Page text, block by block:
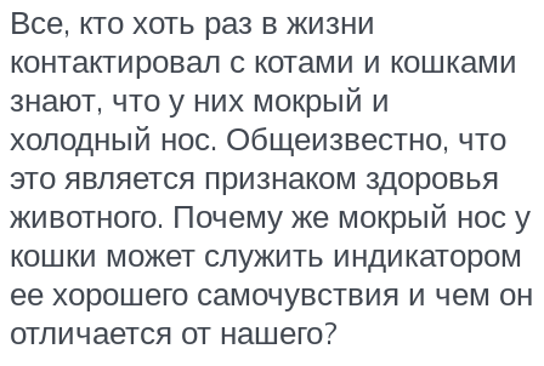
Все, кто хоть раз в жизни
контактировал с котами и кошками
знают, что у них мокрый и
холодный нос. Общеизвестно, что
это является признаком здоровья
животного. Почему же мокрый нос у
кошки может служить индикатором
ее хорошего самочувствия и чем он
отличается от нашего?